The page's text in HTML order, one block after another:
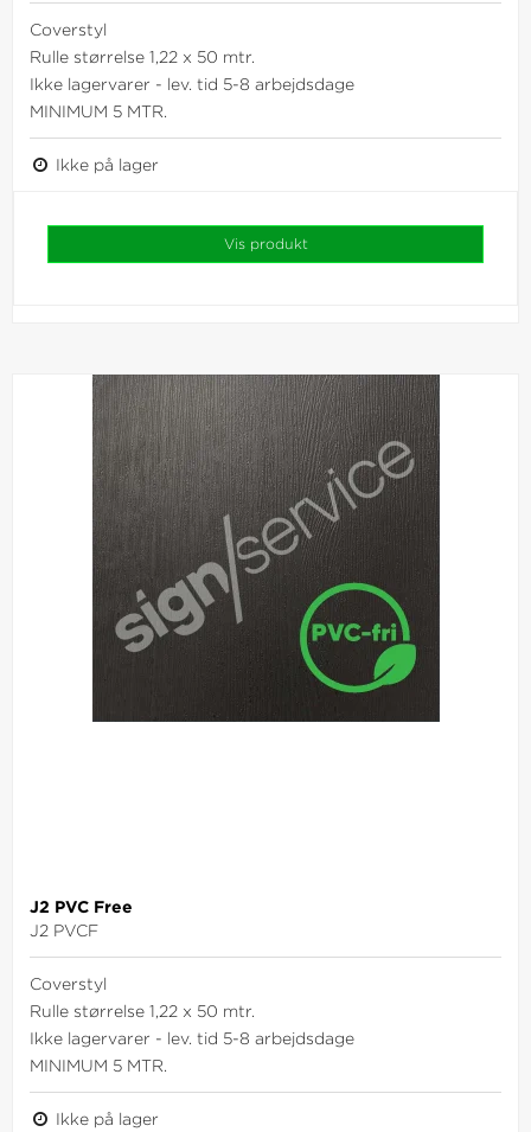
Coverstyl
Rulle størrelse 1,22 x 50 mtr.
Ikke lagervarer - lev. tid 5-8 arbejdsdage
MINIMUM 5 MTR.
Ikke på lager
Vis produkt
J2 PVC Free
J2 PVCF
Coverstyl
Rulle størrelse 1,22 x 50 mtr.
Ikke lagervarer - lev. tid 5-8 arbejdsdage
MINIMUM 5 MTR.
Ikke på lager